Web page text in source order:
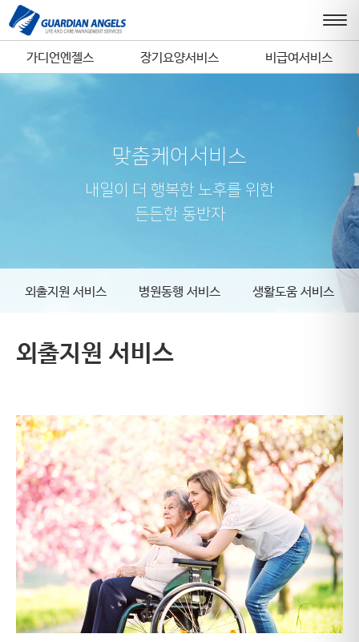
가디언엔젤스 장기요양서비스 비급여서비스
맞춤케어서비스
내일이 더 행복한 노후를 위한
든든한 동반자
외출지원 서비스 병원동행 서비스 생활도움 서비스
외출지원 서비스